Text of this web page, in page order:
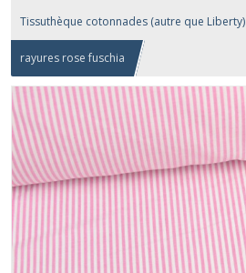
Tissuthèque cotonnades (autre que Liberty)
rayures rose fuschia